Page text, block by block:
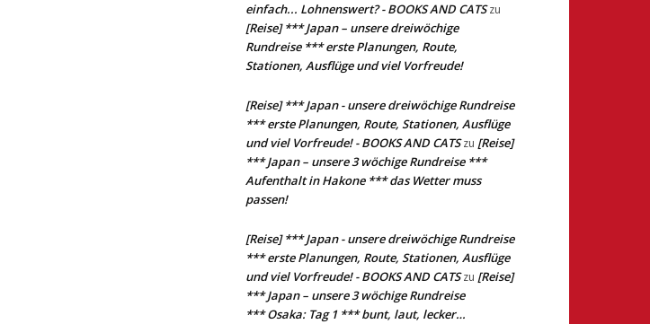
einfach... Lohnenswert? - BOOKS AND CATSzu
[Reise] *** Japan – unsere dreiwöchige
Rundreise *** erste Planungen, Route,
Stationen, Ausflüge und viel Vorfreude!
[Reise] *** Japan - unsere dreiwöchige Rundreise
*** erste Planungen, Route, Stationen, Ausflüge
und viel Vorfreude! - BOOKS AND CATSzu [Reise]
*** Japan – unsere 3 wöchige Rundreise ***
Aufenthalt in Hakone *** das Wetter muss
passen!
[Reise] *** Japan - unsere dreiwöchige Rundreise
*** erste Planungen, Route, Stationen, Ausflüge
und viel Vorfreude! - BOOKS AND CATSzu [Reise]
*** Japan – unsere 3 wöchige Rundreise
*** Osaka: Tag 1 *** bunt, laut, lecker…